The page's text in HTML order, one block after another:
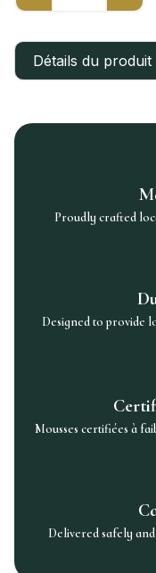
Détails du produit
Proudly crafted
Designed to provide
Mousses certifiées à
Delivered safely